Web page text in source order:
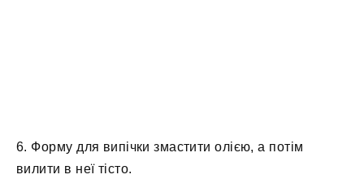
6. Форму для випічки змастити олією, а потім
вилити в неї тісто.